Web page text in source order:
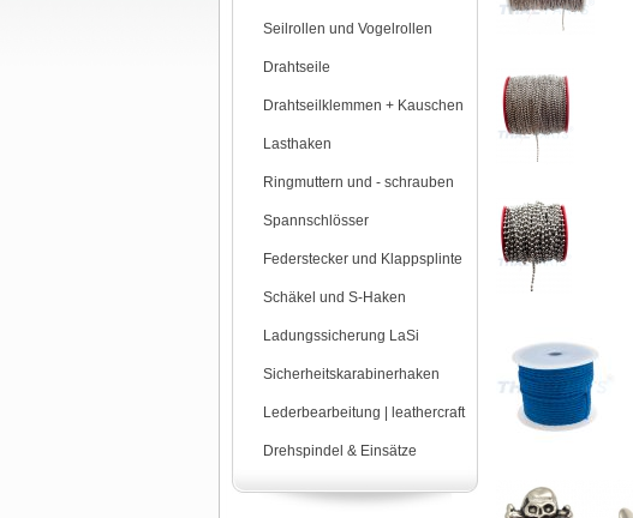
Seilrollen und Vogelrollen
Drahtseile
Drahtseilklemmen + Kauschen
Lasthaken
Ringmuttern und - schrauben
Spannschlösser
Federstecker und Klappsplinte
Schäkel und S-Haken
Ladungssicherung LaSi
Sicherheitskarabinerhaken
Lederbearbeitung | leathercraft
Drehspindel & Einsätze